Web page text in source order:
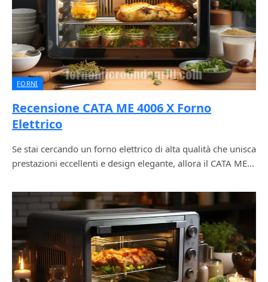
FORNI
Recensione CATA ME 4006 X Forno
Elettrico
Se stai cercando un forno elettrico di alta qualità che unisca
prestazioni eccellenti e design elegante, allora il CATA ME…